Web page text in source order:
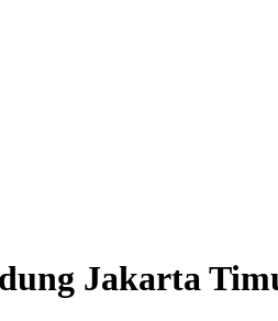
Jakarta